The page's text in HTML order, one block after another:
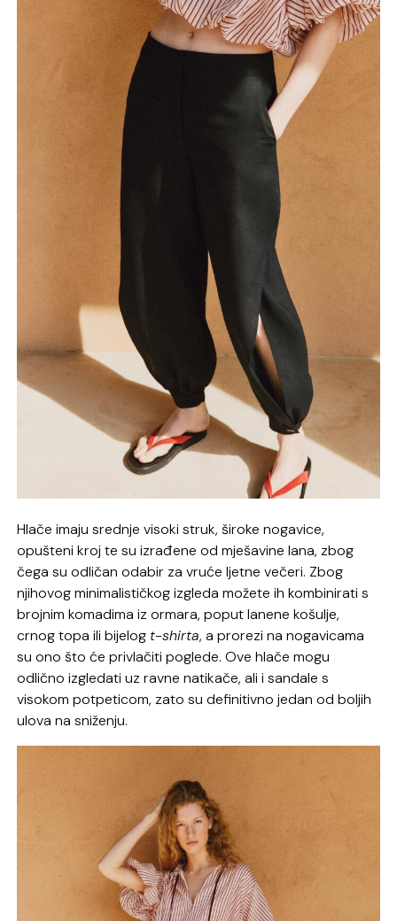
Hlače imaju srednje visoki struk, široke nogavice,
opušteni kroj te su izrađene od mješavine lana, zbog
čega su odličan odabir za vruće ljetne večeri. Zbog
njihovog minimalističkog izgleda možete ih kombinirati s
brojnim komadima iz ormara, poput lanene košulje,
crnog topa ili bijelog t-shirta, a prorezi na nogavicama
su ono što će privlačiti poglede. Ove hlače mogu
odlično izgledati uz ravne natikače, ali i sandale s
visokom potpeticom, zato su definitivno jedan od boljih
ulova na sniženju.